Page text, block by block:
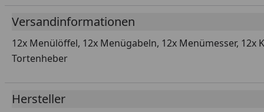
Versandinformationen
12x Menülöffel, 12x Menügabeln, 12x Menümesser,
Tortenheber
Hersteller